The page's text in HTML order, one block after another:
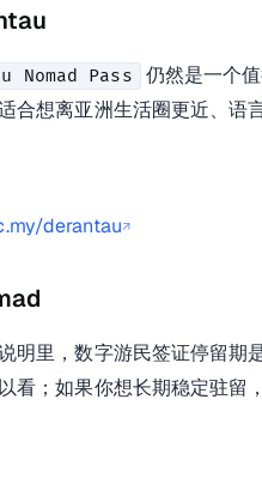
Nomad Pass
仍然是一个
合想离亚洲生活圈更近、语
derantau↗
明里，数字游民签证停留期
看；如果你想长期稳定驻留